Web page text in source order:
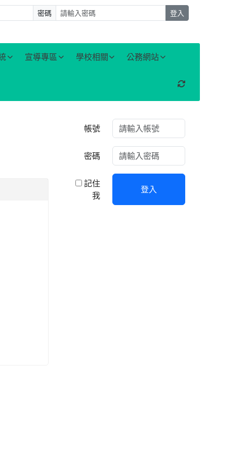
密碼 登入
宣導專區 學校相關 公務網站
重新取得佈景設定
右邊區域內容
帳號
密碼
記住
我
登入